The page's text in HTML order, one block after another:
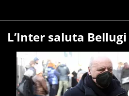
L’Inter saluta Bellugi